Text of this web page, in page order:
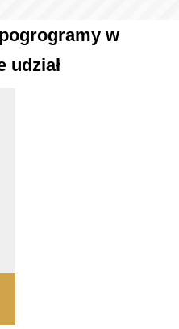
w
udział